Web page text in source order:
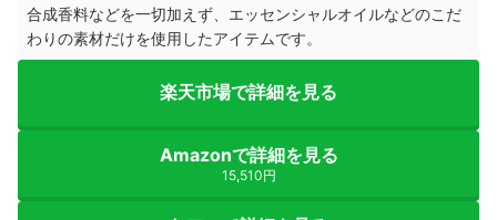
合成香料などを一切加えず、エッセンシャルオイルなどのこだ
わりの素材だけを使用したアイテムです。
楽天市場で詳細を見る
Amazonで詳細を見る
15,510円